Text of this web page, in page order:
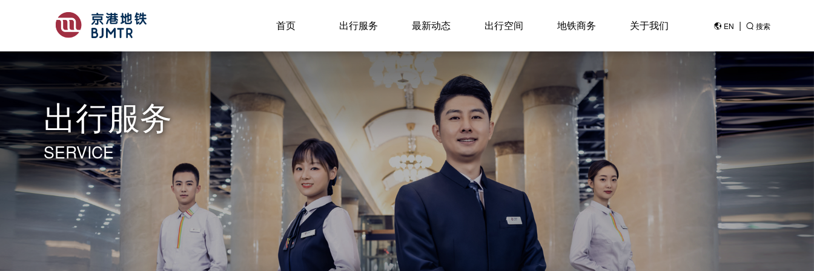
首页 出行服务 最新动态 出行空间 地铁商务 关于我们 EN | 搜索
出行服务
SERVICE